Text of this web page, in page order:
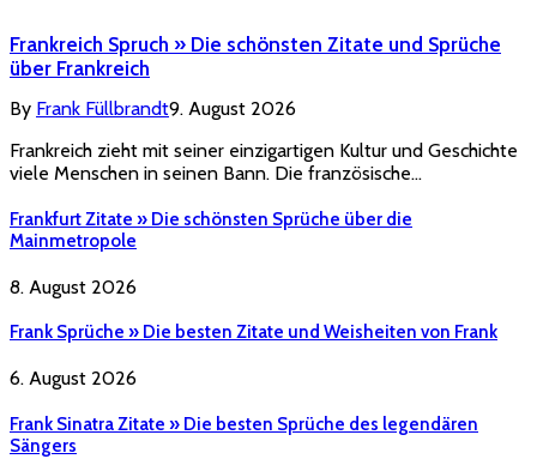
Frankreich Spruch » Die schönsten Zitate und Sprüche
über Frankreich
By Frank Füllbrandt9. August 2026
Frankreich zieht mit seiner einzigartigen Kultur und Geschichte
viele Menschen in seinen Bann. Die französische…
Frankfurt Zitate » Die schönsten Sprüche über die
Mainmetropole
8. August 2026
Frank Sprüche » Die besten Zitate und Weisheiten von Frank
6. August 2026
Frank Sinatra Zitate » Die besten Sprüche des legendären
Sängers